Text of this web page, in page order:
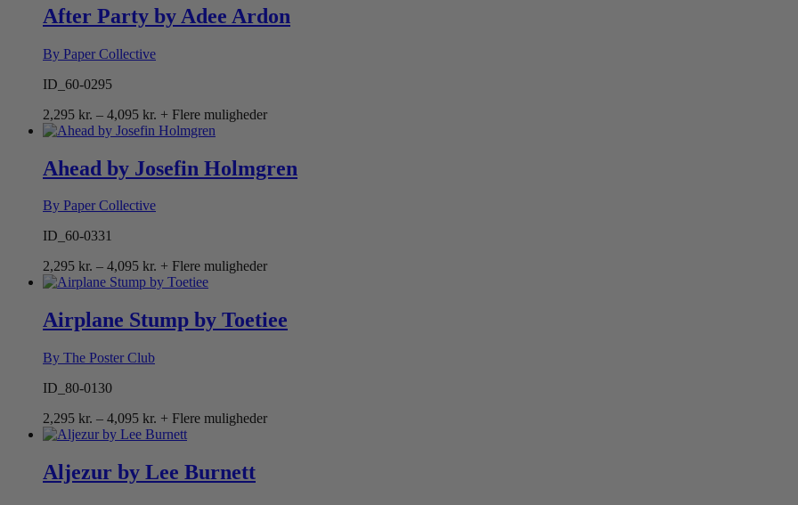
4,095 kr.
After Party by Adee Ardon
By Paper Collective
ID_60-0295
2,295 kr. – 4,095 kr. Prisinterval:
2,295 kr.
4,095 kr.
+ Flere muligheder
Ahead by Josefin Holmgren
By Paper Collective
ID_60-0331
2,295 kr. – 4,095 kr. Prisinterval:
2,295 kr.
4,095 kr.
+ Flere muligheder
Airplane Stump by Toetiee
By The Poster Club
ID_80-0130
2,295 kr. – 4,095 kr. Prisinterval:
2,295 kr.
4,095 kr.
+ Flere muligheder
Aljezur by Lee Burnett